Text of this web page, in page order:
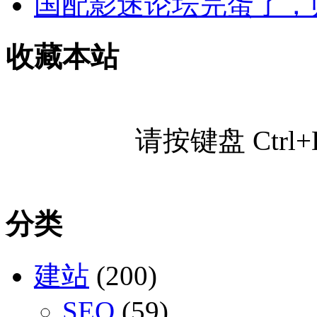
收藏本站
请按键盘
分类
建站 (200)